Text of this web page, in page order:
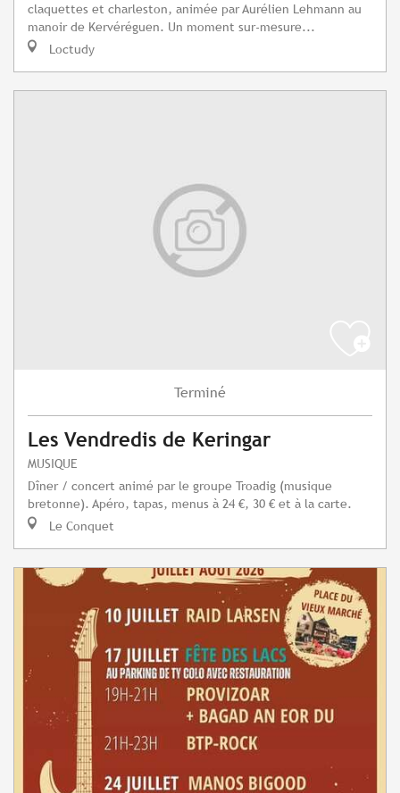
claquettes et charleston, animée par Aurélien Lehmann au
manoir de Kervéréguen. Un moment sur-mesure...
Loctudy
Terminé
Les Vendredis de Keringar
MUSIQUE
Dîner / concert animé par le groupe Troadig (musique
bretonne). Apéro, tapas, menus à 24 €, 30 € et à la carte.
Le Conquet